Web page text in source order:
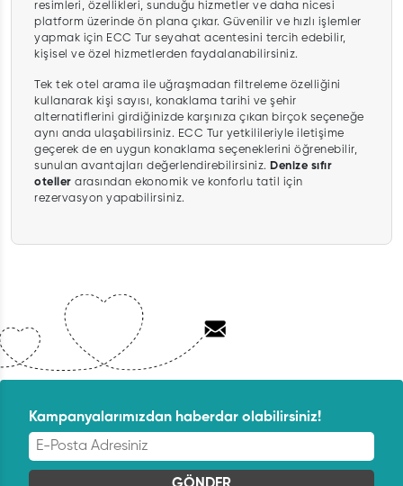
resimleri, özellikleri, sunduğu hizmetler ve daha nicesi
platform üzerinde ön plana çıkar. Güvenilir ve hızlı işlemler
yapmak için ECC Tur seyahat acentesini tercih edebilir,
kişisel ve özel hizmetlerden faydalanabilirsiniz.
Tek tek otel arama ile uğraşmadan filtreleme özelliğini
kullanarak kişi sayısı, konaklama tarihi ve şehir
alternatiflerini girdiğinizde karşınıza çıkan birçok seçeneğe
aynı anda ulaşabilirsiniz. ECC Tur yetkilileriyle iletişime
geçerek de en uygun konaklama seçeneklerini öğrenebilir,
sunulan avantajları değerlendirebilirsiniz. Denize sıfır
oteller arasından ekonomik ve konforlu tatil için
rezervasyon yapabilirsiniz.
Kampanyalarımızdan haberdar olabilirsiniz!